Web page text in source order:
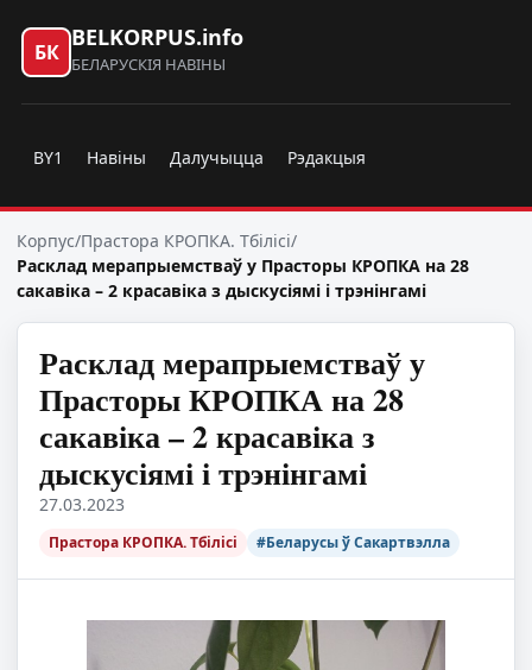
БК
BELKORPUS.info
БЕЛАРУСКІЯ НАВІНЫ
BY1 Навіны Далучыцца Рэдакцыя
Корпус/Прастора КРОПКА. Тбілісі/
Расклад мерапрыемстваў у Прасторы КРОПКА на 28
сакавіка – 2 красавіка з дыскусіямі і трэнінгамі
Расклад мерапрыемстваў у
Прасторы КРОПКА на 28
сакавіка – 2 красавіка з
дыскусіямі і трэнінгамі
27.03.2023
Прастора КРОПКА. Тбілісі #Беларусы ў Сакартвэлла